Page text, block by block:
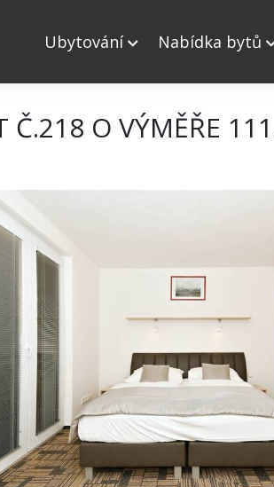
Ubytování Nabídka bytů
Č.218 O VÝMĚŘE